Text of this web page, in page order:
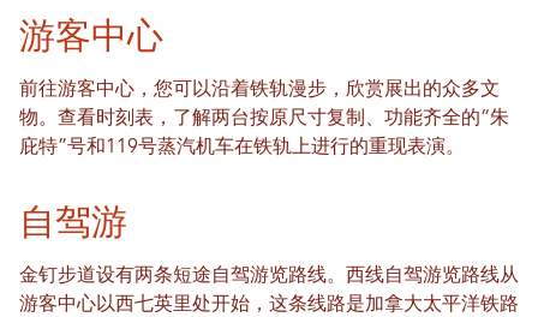
游客中心
前往游客中心，您可以沿着铁轨漫步，欣赏展出的众多文
物。查看时刻表，了解两台按原尺寸复制、功能齐全的“朱
庇特”号和119号蒸汽机车在铁轨上进行的重现表演。
自驾游
金钉步道设有两条短途自驾游览路线。西线自驾游览路线从
游客中心以西七英里处开始，这条线路是加拿大太平洋铁路